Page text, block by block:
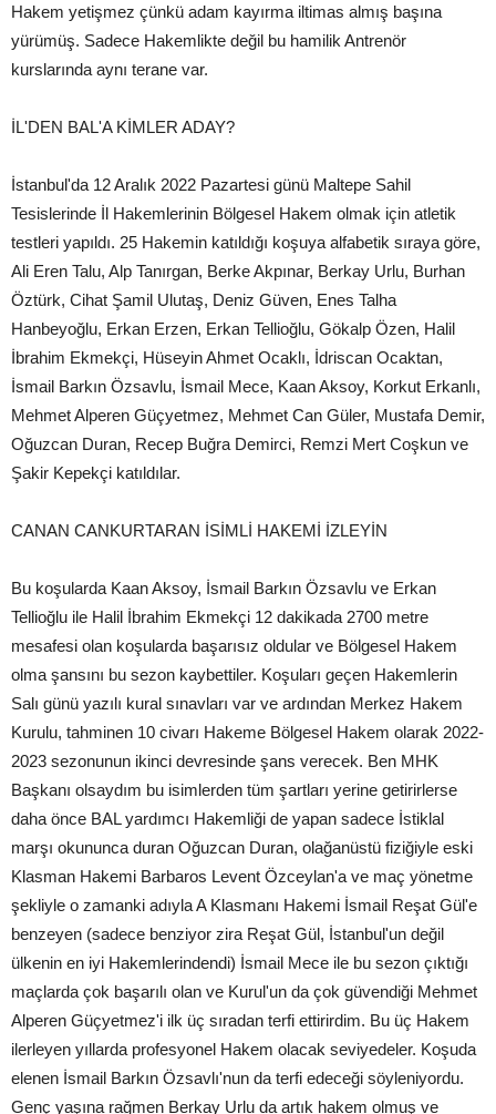
Hakem yetişmez çünkü adam kayırma iltimas almış başına
yürümüş. Sadece Hakemlikte değil bu hamilik Antrenör
kurslarında aynı terane var.
İL'DEN BAL'A KİMLER ADAY?
İstanbul'da 12 Aralık 2022 Pazartesi günü Maltepe Sahil
Tesislerinde İl Hakemlerinin Bölgesel Hakem olmak için atletik
testleri yapıldı. 25 Hakemin katıldığı koşuya alfabetik sıraya göre,
Ali Eren Talu, Alp Tanırgan, Berke Akpınar, Berkay Urlu, Burhan
Öztürk, Cihat Şamil Ulutaş, Deniz Güven, Enes Talha
Hanbeyoğlu, Erkan Erzen, Erkan Tellioğlu, Gökalp Özen, Halil
İbrahim Ekmekçi, Hüseyin Ahmet Ocaklı, İdriscan Ocaktan,
İsmail Barkın Özsavlu, İsmail Mece, Kaan Aksoy, Korkut Erkanlı,
Mehmet Alperen Güçyetmez, Mehmet Can Güler, Mustafa Demir,
Oğuzcan Duran, Recep Buğra Demirci, Remzi Mert Coşkun ve
Şakir Kepekçi katıldılar.
CANAN CANKURTARAN İSİMLİ HAKEMİ İZLEYİN
Bu koşularda Kaan Aksoy, İsmail Barkın Özsavlu ve Erkan
Tellioğlu ile Halil İbrahim Ekmekçi 12 dakikada 2700 metre
mesafesi olan koşularda başarısız oldular ve Bölgesel Hakem
olma şansını bu sezon kaybettiler. Koşuları geçen Hakemlerin
Salı günü yazılı kural sınavları var ve ardından Merkez Hakem
Kurulu, tahminen 10 civarı Hakeme Bölgesel Hakem olarak 2022-
2023 sezonunun ikinci devresinde şans verecek. Ben MHK
Başkanı olsaydım bu isimlerden tüm şartları yerine getirirlerse
daha önce BAL yardımcı Hakemliği de yapan sadece İstiklal
marşı okununca duran Oğuzcan Duran, olağanüstü fiziğiyle eski
Klasman Hakemi Barbaros Levent Özceylan'a ve maç yönetme
şekliyle o zamanki adıyla A Klasmanı Hakemi İsmail Reşat Gül'e
benzeyen (sadece benziyor zira Reşat Gül, İstanbul'un değil
ülkenin en iyi Hakemlerindendi) İsmail Mece ile bu sezon çıktığı
maçlarda çok başarılı olan ve Kurul'un da çok güvendiği Mehmet
Alperen Güçyetmez'i ilk üç sıradan terfi ettirirdim. Bu üç Hakem
ilerleyen yıllarda profesyonel Hakem olacak seviyedeler. Koşuda
elenen İsmail Barkın Özsavlı'nun da terfi edeceği söyleniyordu.
Genç yaşına rağmen Berkay Urlu da artık hakem olmuş ve